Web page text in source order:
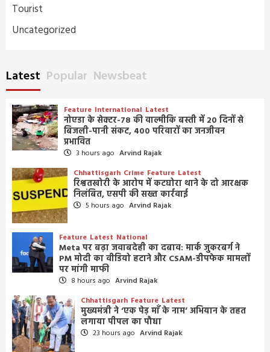
Tourist
Uncategorized
Latest Popular Newsbeat
Feature International Latest
नोएडा के सेक्टर-78 की वाल्मीकि बस्ती में 20 दिनों से
बिजली-पानी संकट, 400 परिवारों का जनजीवन
प्रभावित
3 hours ago Arvind Rajak
Chhattisgarh Crime Feature Latest
रिश्वतखोरी के आरोप में कटघोरा थाने के दो आरक्षक
निलंबित, एसपी की सख्त कार्रवाई
5 hours ago Arvind Rajak
Feature Latest National
Meta पर बढ़ा जवाबदेही का दबाव: मार्क जुकरबर्ग ने
PM मोदी का वीडियो हटाने और CSAM-डीपफेक मामलों
पर मांगी माफी
8 hours ago Arvind Rajak
Chhattisgarh Feature Latest
मुख्यमंत्री ने ‘एक पेड़ माँ के नाम’ अभियान के तहत
लगाया पीपल का पौधा
23 hours ago Arvind Rajak